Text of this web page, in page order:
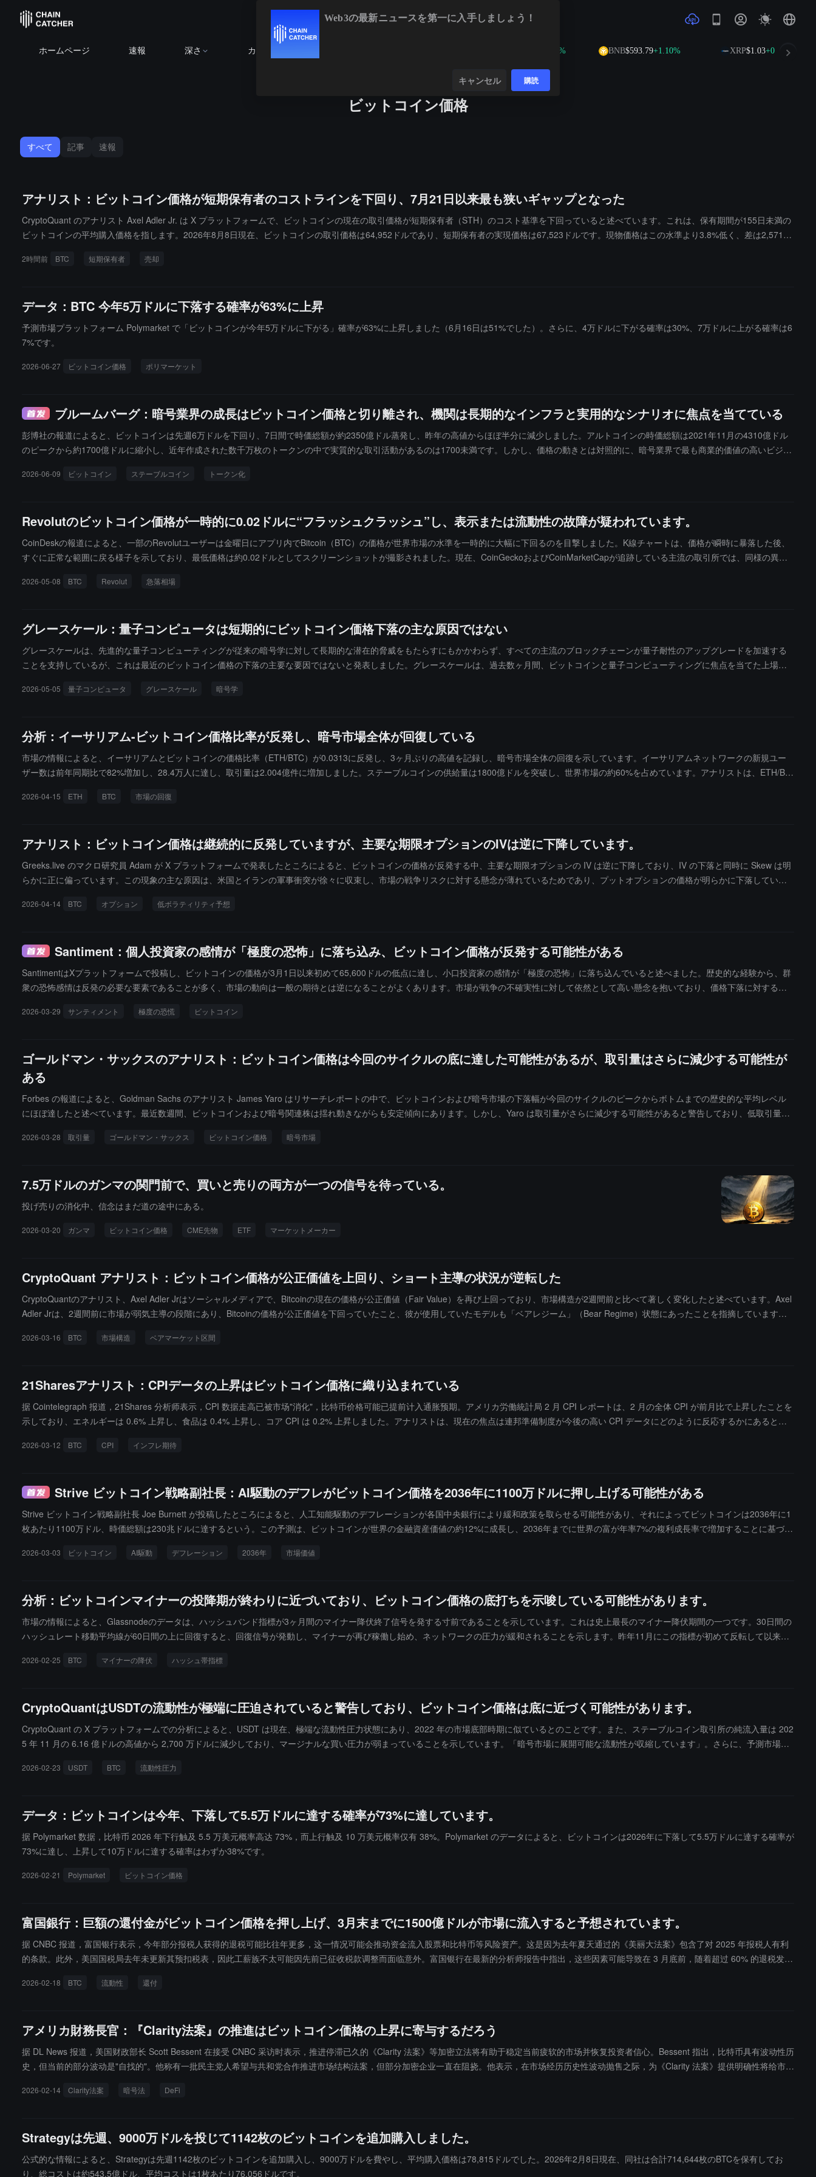
ホームページ 速報 深さ カレンダー BNB$593.79+1.10% XRP$1.03+0.38%
ビットコイン価格
すべて 記事 速報
アナリスト：ビットコイン価格が短期保有者のコストラインを下回り、7月21日以来最も狭いギャップとなった
CryptoQuant のアナリスト Axel Adler Jr. は X プラットフォームで、ビットコインの現在の取引価格が短期保有者（STH）のコスト基準を下回っていると述べています。これは、保有期間が155日未満の
ビットコインの平均購入価格を指します。2026年8月8日現在、ビットコインの取引価格は64,952ドルであり、短期保有者の実現価格は67,523ドルです。現物価格はこの水準より3.8%低く、差は2,571ド
済するために市場に売り出すことが始まるでしょう。
2時間前 BTC 短期保有者 売却
データ：BTC 今年5万ドルに下落する確率が63%に上昇
予測市場プラットフォーム Polymarket で「ビットコインが今年5万ドルに下がる」確率が63%に上昇しました（6月16日は51%でした）。さらに、4万ドルに下がる確率は30%、7万ドルに上がる確率は6
7%です。
2026-06-27 ビットコイン価格 ポリマーケット
ブルームバーグ：暗号業界の成長はビットコイン価格と切り離され、機関は長期的なインフラと実用的なシナリオに焦点を当てている
彭博社の報道によると、ビットコインは先週6万ドルを下回り、7日間で時価総額が約2350億ドル蒸発し、昨年の高値からほぼ半分に減少しました。アルトコインの時価総額は2021年11月の4310億ドル
のピークから約1700億ドルに縮小し、近年作成された数千万枚のトークンの中で実質的な取引活動があるのは1700未満です。しかし、価格の動きとは対照的に、暗号業界で最も商業的価値の高いビジネ
Rockのトークン化マネーマーケットファンドBUIDLの資産規模は24億ドルに達しました。VisaとMastercardはステーブルコインの決済能力を拡張し、ナスダックとKrakenはトークン化株式を提供するた
りません」と指摘しています。
2026-06-09 ビットコイン ステーブルコイン トークン化
Revolutのビットコイン価格が一時的に0.02ドルに“フラッシュクラッシュ”し、表示または流動性の故障が疑われています。
CoinDeskの報道によると、一部のRevolutユーザーは金曜日にアプリ内でBitcoin（BTC）の価格が世界市場の水準を一時的に大幅に下回るのを目撃しました。K線チャートは、価格が瞬時に暴落した後、
すぐに正常な範囲に戻る様子を示しており、最低価格は約0.02ドルとしてスクリーンショットが撮影されました。現在、CoinGeckoおよびCoinMarketCapが追跡している主流の取引所では、同様の異常
フォームはそれが実際の流動性のマッチング、価格ルーティングの問題、またはフロントエンドの価格表示の誤りによるものかを判断する必要があります。業界関係者によると、流動性の深さが不足し
2026-05-08 BTC Revolut 急落相場
グレースケール：量子コンピュータは短期的にビットコイン価格下落の主な原因ではない
グレースケールは、先進的な量子コンピューティングが従来の暗号学に対して長期的な潜在的脅威をもたらすにもかかわらず、すべての主流のブロックチェーンが量子耐性のアップグレードを加速する
ことを支持しているが、これは最近のビットコイン価格の下落の主要な要因ではないと発表しました。グレースケールは、過去数ヶ月間、ビットコインと量子コンピューティングに焦点を当てた上場企
が、実際には逆の動きが見られました。さらに、昨年10月以来、ビットコインと量子コンピューティング株の下落は、主に市場がAIの影響に対する懸念から成長型資産全体のリスクを低減させたことを
2026-05-05 量子コンピュータ グレースケール 暗号学
分析：イーサリアム-ビットコイン価格比率が反発し、暗号市場全体が回復している
市場の情報によると、イーサリアムとビットコインの価格比率（ETH/BTC）が0.0313に反発し、3ヶ月ぶりの高値を記録し、暗号市場全体の回復を示しています。イーサリアムネットワークの新規ユー
ザー数は前年同期比で82%増加し、28.4万人に達し、取引量は2.004億件に増加しました。ステーブルコインの供給量は1800億ドルを突破し、世界市場の約60%を占めています。アナリストは、ETH/BT
は74,000ドル以上を維持しており、アメリカの現物ビットコインETFの総流入は560億ドルを超え、市場に長期的な支援を提供しています。
2026-04-15 ETH BTC 市場の回復
アナリスト：ビットコイン価格は継続的に反発していますが、主要な期限オプションのIVは逆に下降しています。
Greeks.live のマクロ研究員 Adam が X プラットフォームで発表したところによると、ビットコインの価格が反発する中、主要な期限オプションの IV は逆に下降しており、IV の下落と同時に Skew は明
らかに正に偏っています。この現象の主な原因は、米国とイランの軍事衝突が徐々に収束し、市場の戦争リスクに対する懸念が薄れているためであり、プットオプションの価格が明らかに下落していま
スを形成しています------低ボラティリティの予測が市場の主流になりつつあります。
2026-04-14 BTC オプション 低ボラティリティ予想
Santiment：個人投資家の感情が「極度の恐怖」に落ち込み、ビットコイン価格が反発する可能性がある
SantimentはXプラットフォームで投稿し、ビットコインの価格が3月1日以来初めて65,600ドルの低点に達し、小口投資家の感情が「極度の恐怖」に落ち込んでいると述べました。歴史的な経験から、群
衆の恐怖感情は反発の必要な要素であることが多く、市場の動向は一般の期待とは逆になることがよくあります。市場が戦争の不確実性に対して依然として高い懸念を抱いており、価格下落に対する楽
2026-03-29 サンティメント 極度の恐慌 ビットコイン
ゴールドマン・サックスのアナリスト：ビットコイン価格は今回のサイクルの底に達した可能性があるが、取引量はさらに減少する可能性が
ある
Forbes の報道によると、Goldman Sachs のアナリスト James Yaro はリサーチレポートの中で、ビットコインおよび暗号市場の下落幅が今回のサイクルのピークからボトムまでの歴史的な平均レベル
にほぼ達したと述べています。最近数週間、ビットコインおよび暗号関連株は揺れ動きながらも安定傾向にあります。しかし、Yaro は取引量がさらに減少する可能性があると警告しており、低取引量の
がさらに減少すれば、2026 年の暗号企業の収入は 2% 減少し、利益は 4% 減少する可能性があります。Goldman Sachs は現在、Robinhood、Figure Technologies、Coinbase に「買い」評価を与えてお
示しました。今週、ビットコイン価格は約 6 万ドル近くに戻り、Trade Nation のシニアマーケットアナリスト David Morrison は、ビットコインが以前約 7.2 万ドル付近で抵抗に遭い下落したことを指摘
し、現在の日次 MACD 指標は中立レベルで平坦になっており、短期的な動向の方向性は依然として不明確です。
2026-03-28 取引量 ゴールドマン・サックス ビットコイン価格 暗号市場
7.5万ドルのガンマの関門前で、買いと売りの両方が一つの信号を待っている。
投げ売りの消化中、信念はまだ道の途中にある。
2026-03-20 ガンマ ビットコイン価格 CME先物 ETF マーケットメーカー
CryptoQuant アナリスト：ビットコイン価格が公正価値を上回り、ショート主導の状況が逆転した
CryptoQuantのアナリスト、Axel Adler Jrはソーシャルメディアで、Bitcoinの現在の価格が公正価値（Fair Value）を再び上回っており、市場構造が2週間前と比べて著しく変化したと述べています。Axel
Adler Jrは、2週間前に市場が弱気主導の段階にあり、Bitcoinの価格が公正価値を下回っていたこと、彼が使用していたモデルも「ベアレジーム」（Bear Regime）状態にあったことを指摘しています。
2026-03-16 BTC 市場構造 ベアマーケット区間
21Sharesアナリスト：CPIデータの上昇はビットコイン価格に織り込まれている
据 Cointelegraph 报道，21Shares 分析师表示，CPI 数据走高已被市场"消化"，比特币价格可能已提前计入通胀预期。アメリカ労働統計局 2 月 CPI レポートは、2 月の全体 CPI が前月比で上昇したことを
示しており、エネルギーは 0.6% 上昇し、食品は 0.4% 上昇し、コア CPI は 0.2% 上昇しました。アナリストは、現在の焦点は連邦準備制度が今後の高い CPI データにどのように反応するかにあると指
ドルの範囲で調整している可能性があり、7.5 万ドルの抵抗線を突破すれば、中期的には 7.5 万ドルから 8 万ドルの調整範囲に入る可能性があると指摘しています。歴史的なデータによれば、地政学的な
2026-03-12 BTC CPI インフレ期待
Strive ビットコイン戦略副社長：AI駆動のデフレがビットコイン価格を2036年に1100万ドルに押し上げる可能性がある
Strive ビットコイン戦略副社長 Joe Burnett が投稿したところによると、人工知能駆動のデフレーションが各国中央銀行により緩和政策を取らせる可能性があり、それによってビットコインは2036年に1
枚あたり1100万ドル、時価総額は230兆ドルに達するという。この予測は、ビットコインが世界の金融資産価値の約12%に成長し、2036年までに世界の富が年率7%の複利成長率で増加することに基づい
2026-03-03 ビットコイン AI駆動 デフレーション 2036年 市場価値
分析：ビットコインマイナーの投降期が終わりに近づいており、ビットコイン価格の底打ちを示唆している可能性があります。
市場の情報によると、Glassnodeのデータは、ハッシュバンド指標が3ヶ月間のマイナー降伏終了信号を発する寸前であることを示しています。これは史上最長のマイナー降伏期間の一つです。30日間の
ハッシュレート移動平均線が60日間の上に回復すると、回復信号が発動し、マイナーが再び稼働し始め、ネットワークの圧力が緩和されることを示します。昨年11月にこの指標が初めて反転して以来、
いており、マイナー降伏は採掘収入が運営コストを下回るときに発生します。非効率なマイナーは稼働を停止し、ビットコインの備蓄を売却し、ハッシュレートの低下と市場の売圧を引き起こします。
2026-02-25 BTC マイナーの降伏 ハッシュ帯指標
CryptoQuantはUSDTの流動性が極端に圧迫されていると警告しており、ビットコイン価格は底に近づく可能性があります。
CryptoQuant の X プラットフォームでの分析によると、USDT は現在、極端な流動性圧力状態にあり、2022 年の市場底部時期に似ているとのことです。また、ステーブルコイン取引所の純流入量は 202
5 年 11 月の 6.16 億ドルの高値から 2,700 万ドルに減少しており、マージナルな買い圧力が弱まっていることを示しています。「暗号市場に展開可能な流動性が収縮しています」。さらに、予測市場の
に上昇しており、関連する契約の累計取引量は 12 億ドルに達しています。また、50,000 ドルおよび 45,000 ドルを下回る確率はそれぞれ 67% と 47% で、対応する取引量はそれぞれ約 17 万ドルと 14
2026-02-23 USDT BTC 流動性圧力
データ：ビットコインは今年、下落して5.5万ドルに達する確率が73%に達しています。
据 Polymarket 数据，比特币 2026 年下行触及 5.5 万美元概率高达 73%，而上行触及 10 万美元概率仅有 38%。Polymarket のデータによると、ビットコインは2026年に下落して5.5万ドルに達する確率が
73%に達し、上昇して10万ドルに達する確率はわずか38%です。
2026-02-21 Polymarket ビットコイン価格
富国銀行：巨額の還付金がビットコイン価格を押し上げ、3月末までに1500億ドルが市場に流入すると予想されています。
据 CNBC 报道，富国银行表示，今年部分报税人获得的退税可能比往年更多，这一情况可能会推动资金流入股票和比特币等风险资产。这是因为去年夏天通过的《美丽大法案》包含了对 2025 年报税人有利
的条款。此外，美国国税局去年未更新其预扣税表，因此工薪族不太可能因先前已征收税款调整而面临意外。富国银行在最新的分析师报告中指出，这些因素可能导致在 3 月底前，随着超过 60% 的退税发
示："我们认为，退税带来的额外储蓄------尤其是对高收入消费者而言------将回流至股市。""储蓄增加会带动投机情绪......我们预计'YOLO'心态将卷土重来。"分析师指出，比特币可作为流动性的代理指标，预
2026-02-18 BTC 流動性 還付
アメリカ財務長官：『Clarity法案』の推進はビットコイン価格の上昇に寄与するだろう
据 DL News 报道，美国财政部长 Scott Bessent 在接受 CNBC 采访时表示，推进停滞已久的《Clarity 法案》等加密立法将有助于稳定当前疲软的市场并恢复投资者信心。Bessent 指出，比特币具有波动性历
史，但当前的部分波动是"自找的"。他称有一批民主党人希望与共和党合作推进市场结构法案，但部分加密企业一直在阻挠。他表示，在市场经历历史性波动抛售之际，为《Clarity 法案》提供明确性将给市场
总统签署。
2026-02-14 Clarity法案 暗号法 DeFi
Strategyは先週、9000万ドルを投じて1142枚のビットコインを追加購入しました。
公式的な情報によると、Strategyは先週1142枚のビットコインを追加購入し、9000万ドルを費やし、平均購入価格は78,815ドルでした。2026年2月8日現在、同社は合計714,644枚のBTCを保有してお
り、総コストは約543.5億ドル、平均コストは1枚あたり76,056ドルです。
Web3の最新ニュースを第一に入手しましょう！
キャンセル 購読